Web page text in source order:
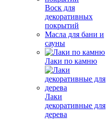
Воск для
декоративных
покрытий
Масла для бани и
сауны
Лаки по камню
Лаки
декоративные для
дерева